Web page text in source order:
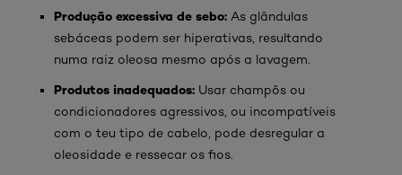
Produção excessiva de sebo: As glândulas
sebáceas podem ser hiperativas, resultando
numa raiz oleosa mesmo após a lavagem.
Produtos inadequados: Usar champôs ou
condicionadores agressivos, ou incompatíveis
com o teu tipo de cabelo, pode desregular a
oleosidade e ressecar os fios.